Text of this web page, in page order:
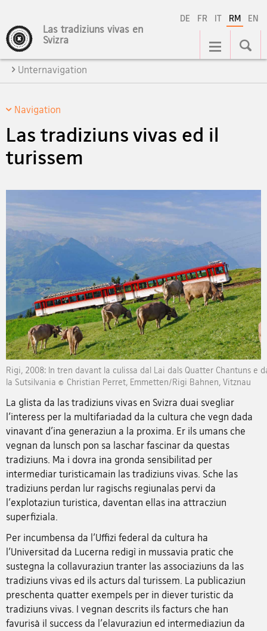
DE FR IT RM EN
Las tradiziuns vivas en
Svizra
Hauptnavigation
Unternavigation
Navigation
Las tradiziuns vivas ed il
turissem
Rigi, 2008: In tren davant la culissa dal Lai dals Quatter Chantuns e
la Sutsilvania © Christian Perret, Emmetten/Rigi Bahnen, Vitznau
La glista da las tradiziuns vivas en Svizra duai svegliar
l'interess per la multifariadad da la cultura che vegn dada
vinavant d'ina generaziun a la proxima. Er ils umans che
vegnan da lunsch pon sa laschar fascinar da questas
tradiziuns. Ma i dovra ina gronda sensibilitad per
intermediar turisticamain las tradiziuns vivas. Sche las
tradiziuns perdan lur ragischs regiunalas pervi da
l'explotaziun turistica, daventan ellas ina attracziun
superfiziala.
Per incumbensa da l'Uffizi federal da cultura ha
l'Universitad da Lucerna redigì in mussavia pratic che
sustegna la collavuraziun tranter las associaziuns da las
tradiziuns vivas ed ils acturs dal turissem. La publicaziun
preschenta quatter exempels per in diever turistic da
tradiziuns vivas. I vegnan descrits ils facturs che han
favurisà il success da l'elavuraziun ed intermediaziun da